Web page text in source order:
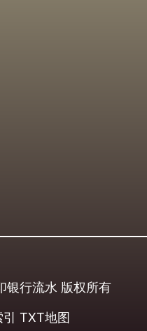
银行流水 版权所有
TXT地图